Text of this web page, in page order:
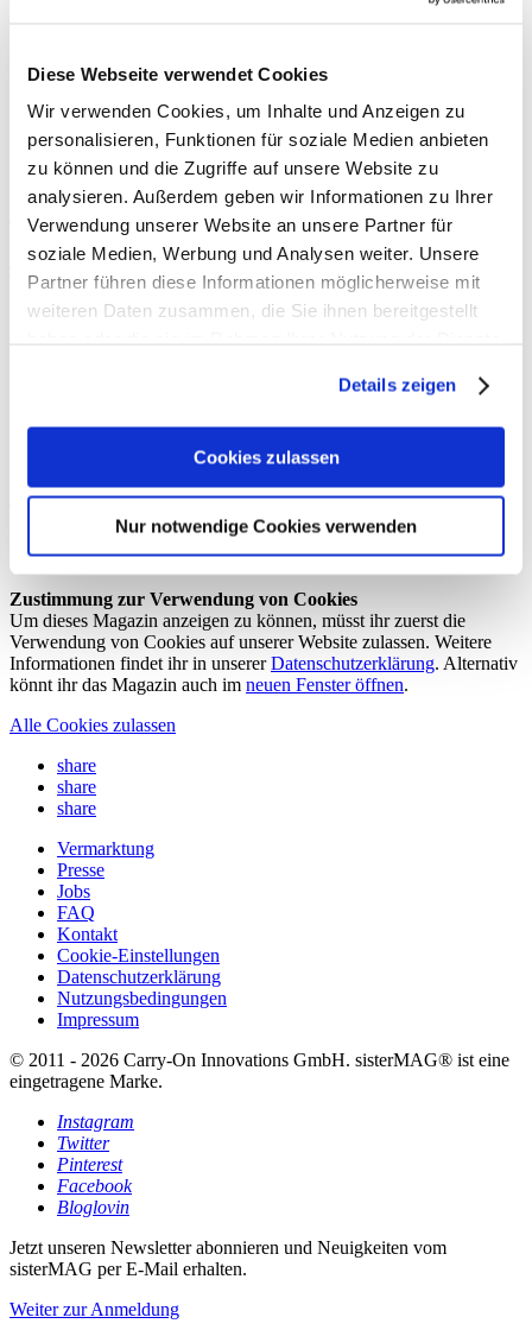
Diese Webseite verwendet Cookies
Wir verwenden Cookies, um Inhalte und Anzeigen zu
personalisieren, Funktionen für soziale Medien anbieten
zu können und die Zugriffe auf unsere Website zu
analysieren. Außerdem geben wir Informationen zu Ihrer
Verwendung unserer Website an unsere Partner für
soziale Medien, Werbung und Analysen weiter. Unsere
Partner führen diese Informationen möglicherweise mit
weiteren Daten zusammen, die Sie ihnen bereitgestellt
Details zeigen
Cookies zulassen
Nur notwendige Cookies verwenden
Aktuelle Ausgabe
sisterMAG Patterns
sisterMAG ArtZine
zurück
Follow my blog with Bloglovin
#BOIBA16 Goodiebag DIYs
Herunterladen (PDF, 3 MB)
Ausgabe 26-2/2016
Zustimmung zur Verwendung von Cookies
Um dieses Magazin anzeigen zu können, müsst ihr zuerst die
Verwendung von Cookies auf unserer Website zulassen. Weitere
Informationen findet ihr in unsererDatenschutzerklärung. Alternativ
könnt ihr das Magazin auch im neuen Fenster öffnen.
Alle Cookies zulassen
share
share
share
Vermarktung
Presse
Jobs
FAQ
Kontakt
Cookie-Einstellungen
Datenschutzerklärung
Nutzungsbedingungen
Impressum
© 2011 - 2026 Carry-On Innovations GmbH. sisterMAG® ist eine
eingetragene Marke.
Instagram
Twitter
Pinterest
Facebook
Bloglovin
Jetzt unseren Newsletter abonnieren und Neuigkeiten vom
sisterMAG per E-Mail erhalten.
Weiter zur Anmeldung